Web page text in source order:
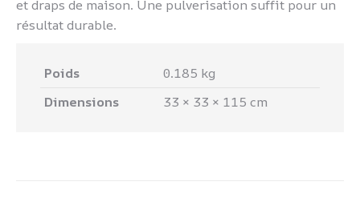
et draps de maison. Une pulverisation suffit pour un
résultat durable.
Poids
0.185 kg
Dimensions
33 × 33 × 115 cm